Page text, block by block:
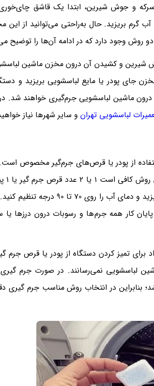
و جوش شیرین، ابتدا یک قاشق
بریزید. حال به‌راحتی می‌توانید از این
روش وجود دارد که در ادامه آن‌ها را توضیح
شیرین و کشیدن آن درون مخزن ماشین
جای پودر یا مایع لباسشویی بریزید و
درون ماشین لباسشویی جرم‌گیری خواهند شد.
لباسشویی تهران و سایر شهرها نیاز
از پودر یا قرص‌های جرم‌گیر مخصوص
از
جرم گیر را درون محفظه جاپودری یا درون محفظه ماشین لباسشویی خالی بریزید و
کار همه جرم‌ها و رسوبات درون درزها یا
تمیز کردن دستگاه از پودر یا قرص جرم
لباسشویی نمی‌رسانند. در صورت جرم
بنابراین در انتخاب روش مناسب جرم گیری